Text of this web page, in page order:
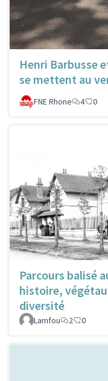
Henri Barbusse
se mettent au
FNE Rhone
4 0
Parcours balisé
histoire,
diversité
Lamfou 2 0